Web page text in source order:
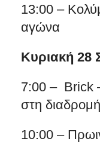
13:00 –
αγώνα
Κυριακή 28
7:00 – Brick
στη
10:00 –